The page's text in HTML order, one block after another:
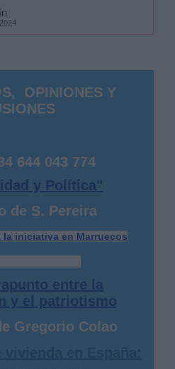
OPINIONES Y
644 043 774
y Política"
de S. Pereira
la iniciativa en Marruecos
entre la
y el patriotismo
Gregorio Colao